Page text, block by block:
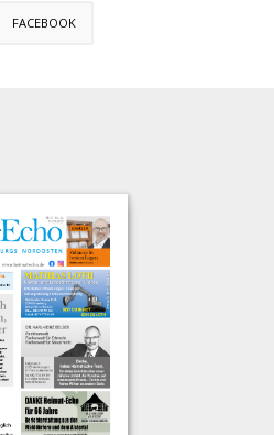
FACEBOOK